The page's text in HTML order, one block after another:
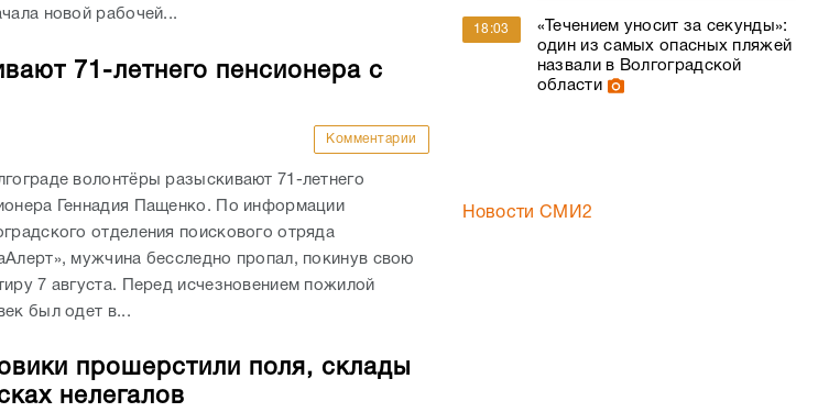
новой рабочей...
71-летнего пенсионера с
Комментарии
волонтёры разыскивают 71-летнего
Геннадия Пащенко. По информации
отделения поискового отряда
мужчина бесследно пропал, покинув свою
7 августа. Перед исчезновением пожилой
был одет в...
прошерстили поля, склады
нелегалов
18:03
«Течением уносит за секунды»:
один из самых опасных пляжей
назвали в Волгоградской
области
Новости СМИ2